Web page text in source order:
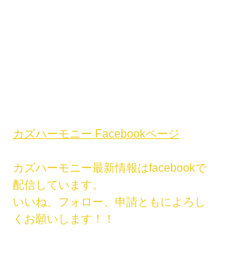
カズハーモニー Facebookページ
カズハーモニー最新情報はfacebookで
配信しています。
いいね、フォロー、申請ともによろし
くお願いします！！